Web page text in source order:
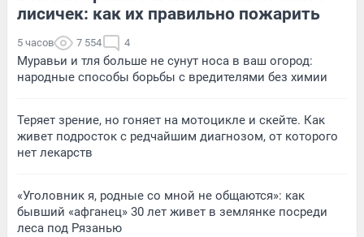
лисичек: как их правильно пожарить
5 часов 7 554 4
Муравьи и тля больше не сунут носа в ваш огород:
народные способы борьбы с вредителями без химии
Теряет зрение, но гоняет на мотоцикле и скейте. Как
живет подросток с редчайшим диагнозом, от которого
нет лекарств
«Уголовник я, родные со мной не общаются»: как
бывший «афганец» 30 лет живет в землянке посреди
леса под Рязанью